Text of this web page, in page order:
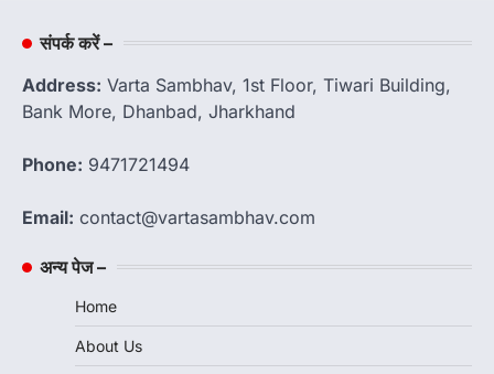
संपर्क करें –
Address: Varta Sambhav, 1st Floor, Tiwari Building,
Bank More, Dhanbad, Jharkhand
Phone: 9471721494
Email: contact@vartasambhav.com
अन्य पेज –
Home
About Us